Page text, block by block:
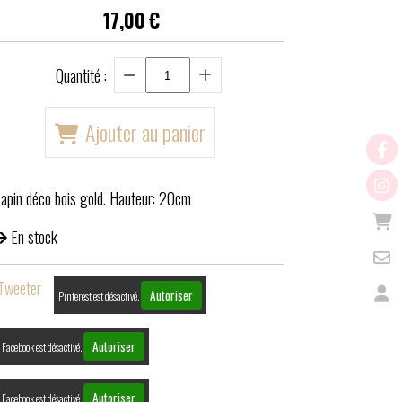
17,00€
Quantité :
Ajouter au panier
déco bois gold. Hauteur: 20cm
En stock
Pinterest est désactivé. Autoriser
Facebook est désactivé. Autoriser
Facebook est désactivé. Autoriser